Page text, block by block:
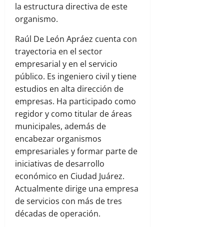
la estructura directiva de este
organismo.
Raúl De León Apráez cuenta con
trayectoria en el sector
empresarial y en el servicio
público. Es ingeniero civil y tiene
estudios en alta dirección de
empresas. Ha participado como
regidor y como titular de áreas
municipales, además de
encabezar organismos
empresariales y formar parte de
iniciativas de desarrollo
económico en Ciudad Juárez.
Actualmente dirige una empresa
de servicios con más de tres
décadas de operación.